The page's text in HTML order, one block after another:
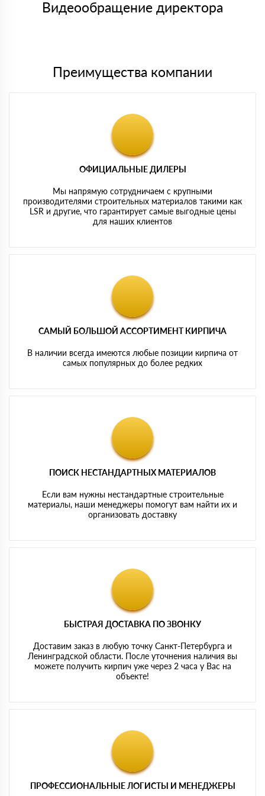
либо Вы забираете товар со склада самовывоза.
Видеообращение директора
Преимущества компании
ОФИЦИАЛЬНЫЕ ДИЛЕРЫ
Мы напрямую сотрудничаем с крупными
производителями строительных материалов такими как
LSR и другие, что гарантирует самые выгодные цены
для наших клиентов
САМЫЙ БОЛЬШОЙ АССОРТИМЕНТ КИРПИЧА
В наличии всегда имеются любые позиции кирпича от
самых популярных до более редких
ПОИСК НЕСТАНДАРТНЫХ МАТЕРИАЛОВ
Если вам нужны нестандартные строительные
материалы, наши менеджеры помогут вам найти их и
организовать доставку
БЫСТРАЯ ДОСТАВКА ПО ЗВОНКУ
Доставим заказ в любую точку Санкт-Петербурга и
Ленинградской области. После уточнения наличия вы
можете получить кирпич уже через 2 часа у Вас на
объекте!
ПРОФЕССИОНАЛЬНЫЕ ЛОГИСТЫ И МЕНЕДЖЕРЫ